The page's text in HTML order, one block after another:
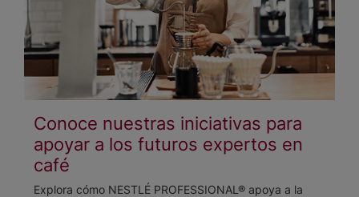
Conoce nuestras iniciativas para
apoyar a los futuros expertos en
café
Explora cómo NESTLÉ PROFESSIONAL® apoya a la